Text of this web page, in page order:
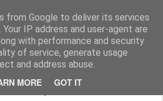
from Google to deliver its services
IP address and user-agent are
with performance and security
of service, generate usage
and address abuse.
MORE GOT IT
Vampiros.